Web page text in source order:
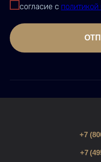
согласие с
+7
+7